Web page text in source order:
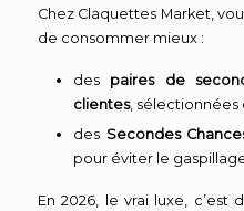
Chez Claquettes Market,
de consommer mieux :
des paires de
clientes, sélectionnées
des Secondes
pour éviter le
En 2026, le vrai luxe, c’est